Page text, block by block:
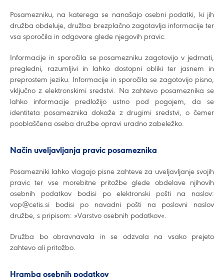
Posamezniku, na katerega se nanašajo osebni podatki, ki jih
družba obdeluje, družba brezplačno zagotavlja informacije ter
vsa sporočila in odgovore glede njegovih pravic.
Informacije in sporočila se posamezniku zagotovijo v jedrnati,
pregledni, razumljivi in lahko dostopni obliki ter jasnem in
preprostem jeziku. Informacije in sporočila se zagotovijo pisno,
vključno z elektronskimi sredstvi. Na zahtevo posameznika se
lahko informacije predložijo ustno pod pogojem, da se
identiteta posameznika dokaže z drugimi sredstvi, o čemer
pooblaščena oseba družbe opravi uradno zabeležko.
Način uveljavljanja pravic posameznika
Posamezniki lahko vlagajo pisne zahteve za uveljavljanje svojih
pravic ter vse morebitne pritožbe glede obdelave njihovih
osebnih podatkov bodisi po elektronski pošti na naslov:
vop@cetis.si bodisi po navadni pošti na poslovni naslov
družbe, s pripisom: »Varstvo osebnih podatkov«.
Družba bo obravnavala in se odzvala na vsako prejeto
zahtevo ali pritožbo.
Hramba osebnih podatkov